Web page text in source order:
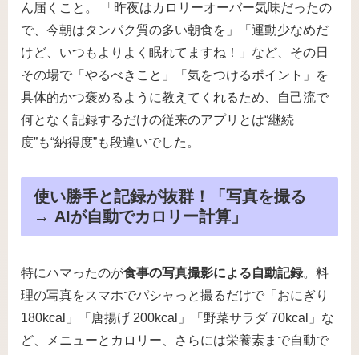
ん届くこと。 「昨夜はカロリーオーバー気味だったの
で、今朝はタンパク質の多い朝食を」「運動少なめだ
けど、いつもよりよく眠れてますね！」など、その日
その場で「やるべきこと」「気をつけるポイント」を
具体的かつ褒めるように教えてくれるため、自己流で
何となく記録するだけの従来のアプリとは“継続
度”も“納得度”も段違いでした。
使い勝手と記録が抜群！「写真を撮る
→ AIが自動でカロリー計算」
特にハマったのが食事の写真撮影による自動記録。料
理の写真をスマホでパシャっと撮るだけで「おにぎり
180kcal」「唐揚げ 200kcal」「野菜サラダ 70kcal」な
ど、メニューとカロリー、さらには栄養素まで自動で